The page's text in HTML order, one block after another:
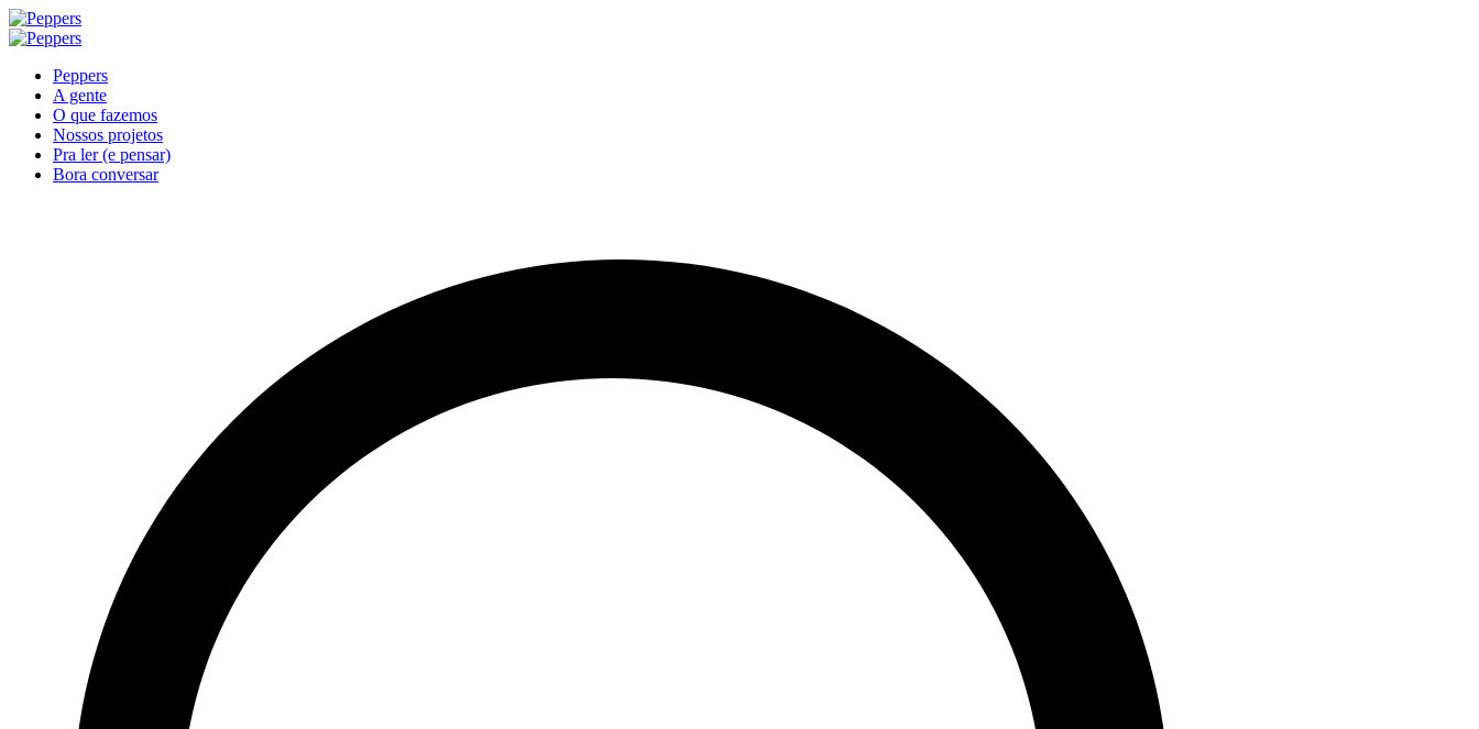
Peppers
A gente
O que fazemos
Nossos projetos
Pra ler (e pensar)
Bora conversar